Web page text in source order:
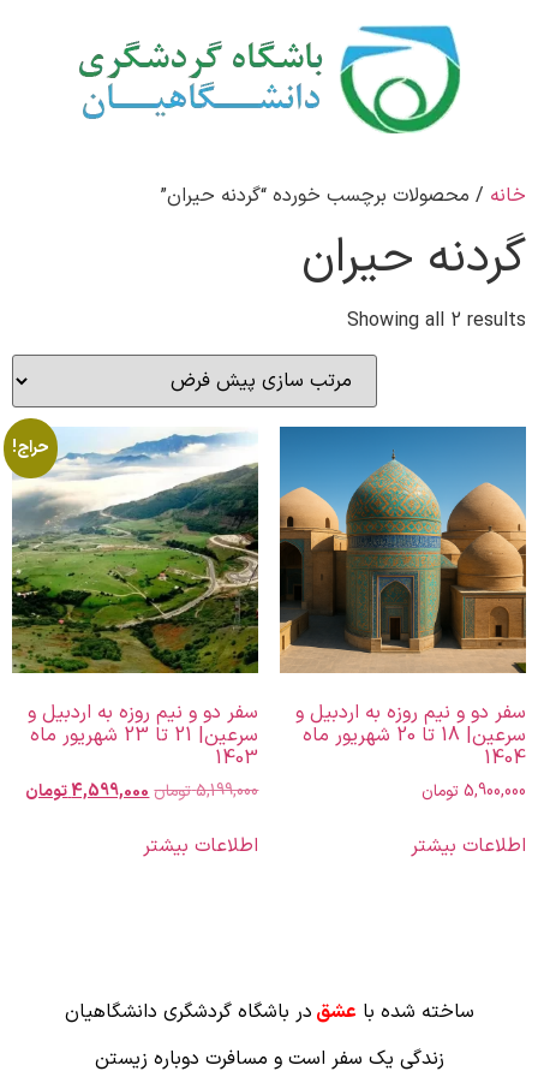
خانه / محصولات برچسب خورده “گردنه حیران”
گردنه حیران
Showing all 2 results
سفر دو و نیم روزه به اردبیل و
سرعین| 18 تا 20 شهریور ماه
1404
5,900,000تومان
اطلاعات بیشتر
حراج!
سفر دو و نیم روزه به اردبیل و
سرعین| 21 تا 23 شهریور ماه
1403
5,199,000تومان4,599,000تومان
اطلاعات بیشتر
ساخته شده با عشق در باشگاه گردشگری دانشگاهیان
زندگی یک سفر است و مسافرت دوباره زیستن